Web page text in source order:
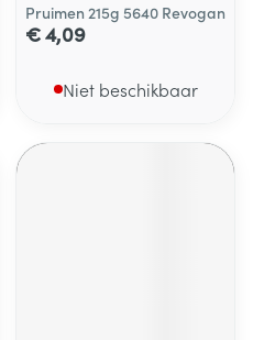
Pruimen 215g 5640 Revogan
€ 4,09
Niet beschikbaar